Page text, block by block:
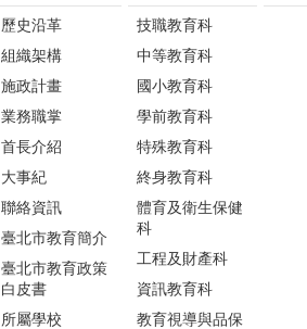
歷史沿革
組織架構
施政計畫
業務職掌
首長介紹
大事紀
聯絡資訊
臺北市教育簡介
臺北市教育政策
白皮書
所屬學校
技職教育科
中等教育科
國小教育科
學前教育科
特殊教育科
終身教育科
體育及衛生保健
科
工程及財產科
資訊教育科
教育視導與品保